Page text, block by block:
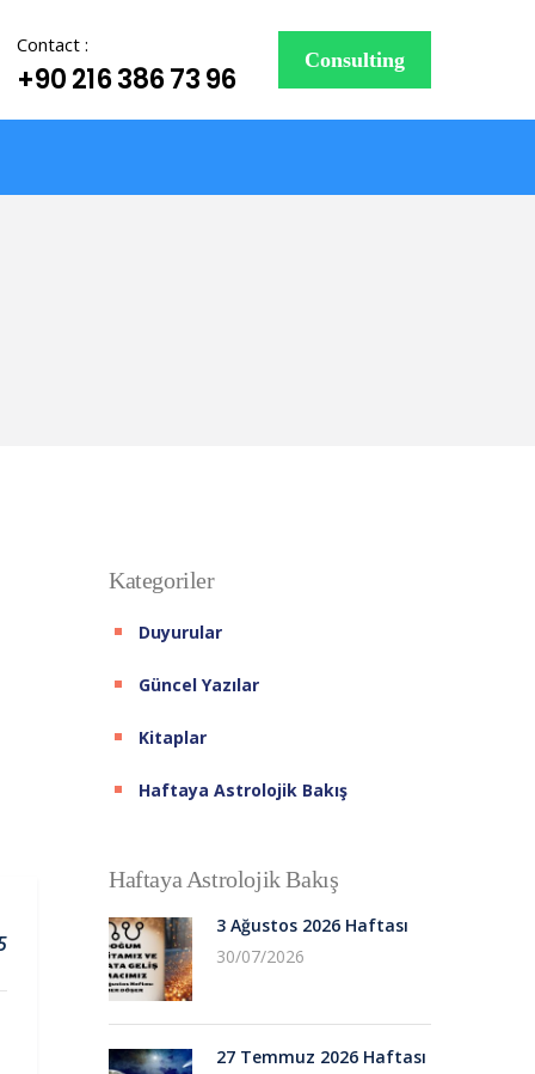
Contact :
+90 216 386 73 96
Consulting
Kategoriler
Duyurular
Güncel Yazılar
Kitaplar
Haftaya Astrolojik Bakış
Haftaya Astrolojik Bakış
3 Ağustos 2026 Haftası
30/07/2026
27 Temmuz 2026 Haftası